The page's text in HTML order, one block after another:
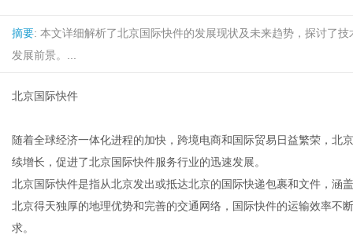
摘要: 本文详细解析了北京国际快件的发展现状及未来趋势，探讨了
发展前景。...
北京国际快件
随着全球经济一体化进程的加快，跨境电商和国际贸易日益繁荣，北
续增长，促进了北京国际快件服务行业的迅速发展。
北京国际快件是指从北京发出或抵达北京的国际快递包裹和文件，涵
北京得天独厚的地理优势和完善的交通网络，国际快件的运输效率不
求。